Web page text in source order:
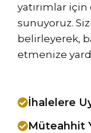
yatırımlar
sunuyoruz.
belirleyerek,
etmenize
İhalelere
Müteahhit